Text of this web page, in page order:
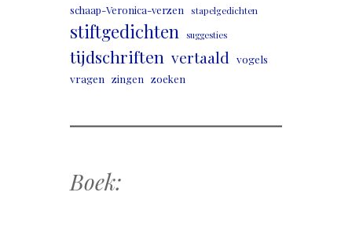
schaap-Veronica-verzen stapelgedichten
stiftgedichten suggesties
tijdschriften vertaald vogels
vragen zingen zoeken
Boek: